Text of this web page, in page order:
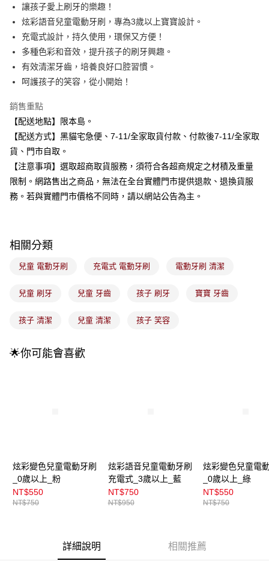
上海商業儲蓄銀行
國泰世華商業銀行
兆豐國際商業銀行
臺灣中小企業銀行
台中商業銀行
匯豐（台灣）商業銀行
華泰商業銀行
聯邦商業銀行
遠東國際商業銀行
元大商業銀行
永豐商業銀行
玉山商業銀行
台灣樂天信用卡公司
LINE Pay
Apple Pay
街口支付
全盈+PAY
大哥付你分期
相關說明
【大哥付你分期使用說明】
1.本服務由台灣大哥大提供，台灣大哥大用戶可立即使用無須另外申請。
2.付款方式選擇「大哥付你分期」，訂單成立後會自動跳轉到大哥付的交易
流程，驗證手機門號後，選擇欲分期的期數、繳款截止日，確認付款後即完
消。如遇「轉專審核」未通過狀況，表示未達大哥付你分期系統評分，恕無
【繳款方式說明】
醒簡訊。
2.透過簡訊連結打開帳單後，可選擇「超商條碼／台灣大直營門市／銀行轉
用戶於交易時，得透過本服務購買商品或服務，並由商店將買賣／分期付款
ATM付款
每筆NT$100，滿NT$899(含以上)免運費
付款後全家取貨
每筆NT$100，滿NT$899(含以上)免運費
每筆NT$100，滿NT$899(含以上)免運費
讓孩子愛上刷牙的樂趣！
炫彩語音兒童電動牙刷，專為3歲以上寶寶設計。
充電式設計，持久使用，環保又方便！
多種色彩和音效，提升孩子的刷牙興趣。
有效清潔牙齒，培養良好口腔習慣。
呵護孩子的笑容，從小開始！
銷售重點
【配送地點】限本島。
【配送方式】黑貓宅急便、7-11/全家取貨付款、付款後7-11/全家取
貨、門市自取。
【注意事項】選取超商取貨服務，須符合各超商規定之材積及重量
限制。網路售出之商品，無法在全台實體門市提供退款、退換貨服
務。若與實體門市價格不同時，請以網站公告為主。
相關分類
兒童 電動牙刷 充電式 電動牙刷 電動牙刷 清潔
兒童 刷牙 兒童 牙齒 孩子 刷牙 寶寶 牙齒
孩子 清潔 兒童 清潔 孩子 笑容
🌟你可能會喜歡
炫彩變色兒童電動牙刷
_0歲以上_粉
NT$550
NT$750
炫彩語音兒童電動牙刷
充電式_3歲以上_藍
NT$750
NT$950
炫彩變色兒童電
_0歲以上_綠
NT$550
NT$750
詳細說明 相關推薦